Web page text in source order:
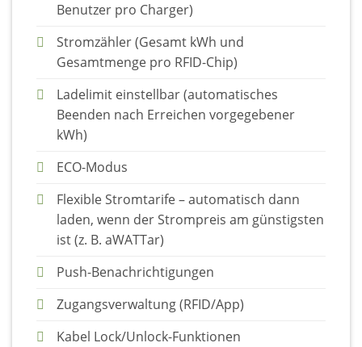
Benutzer pro Charger)
Stromzähler (Gesamt kWh und
Gesamtmenge pro RFID-Chip)
Ladelimit einstellbar (automatisches
Beenden nach Erreichen vorgegebener
kWh)
ECO-Modus
Flexible Stromtarife – automatisch dann
laden, wenn der Strompreis am günstigsten
ist (z. B. aWATTar)
Push-Benachrichtigungen
Zugangsverwaltung (RFID/App)
Kabel Lock/Unlock-Funktionen